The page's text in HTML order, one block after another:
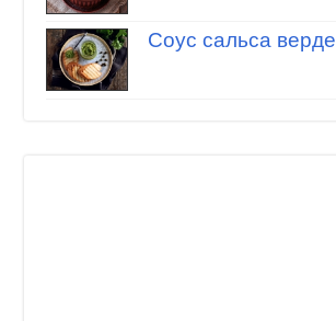
Соус сальса верде